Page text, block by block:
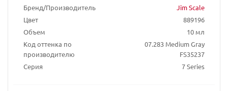
Бренд/Производитель
Jim Scale
Цвет
889196
Объем
10 мл
Код оттенка по
производителю
07.283 Medium Gray
FS35237
Серия
7 Series